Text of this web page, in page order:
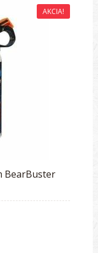
AKCIA!
BearBuster